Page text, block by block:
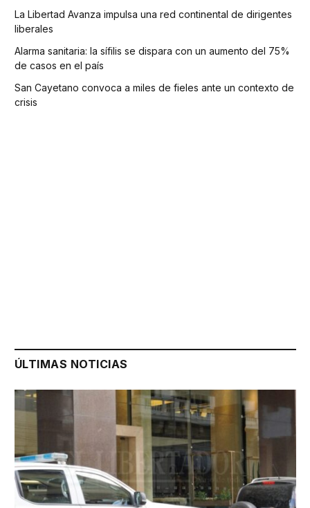
La Libertad Avanza impulsa una red continental de dirigentes
liberales
Alarma sanitaria: la sífilis se dispara con un aumento del 75%
de casos en el país
San Cayetano convoca a miles de fieles ante un contexto de
crisis
ÚLTIMAS NOTICIAS